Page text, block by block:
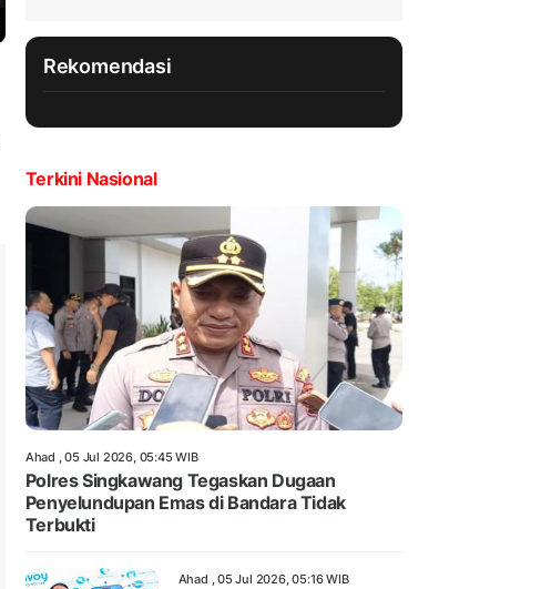
Rekomendasi
Terkini Nasional
Ahad , 05 Jul 2026, 05:45 WIB
Polres Singkawang Tegaskan Dugaan
Penyelundupan Emas di Bandara Tidak
Terbukti
Ahad , 05 Jul 2026, 05:16 WIB